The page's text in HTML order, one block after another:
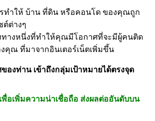
ทำให้ บ้าน ที่ดิน หรือคอนโด ของคุณถูก
ต์ต่างๆ
างหนึ่งที่ทำให้คุณมีโอกาศที่จะมีผู้คนติด
คุณ ที่มาจากอินเตอร์เน็ตเพิ่มขึ้น
องท่าน เข้าถึงกลุ่มเป้าหมายได้ตรงจุด
พื่อเพิ่มความน่าเชื่อถือ ส่งผลต่ออันดับบน